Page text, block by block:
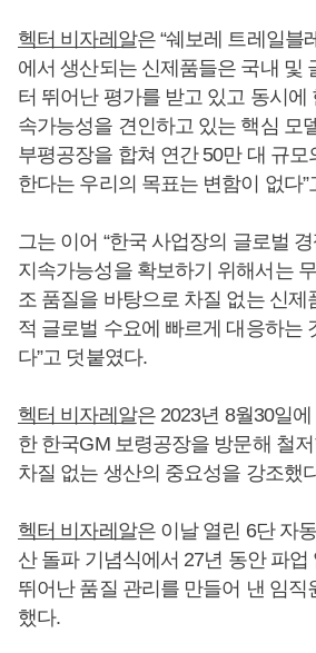
헥터 비자레알은 “쉐보레 트레일블
에서 생산되는 신제품들은 국내 및
터 뛰어난 평가를 받고 있고 동시에
속가능성을 견인하고 있는 핵심 모
부평공장을 합쳐 연간 50만 대 규
한다는 우리의 목표는 변함이 없다”
그는 이어 “한국 사업장의 글로벌
지속가능성을 확보하기 위해서는
조 품질을 바탕으로 차질 없는 신제
적 글로벌 수요에 빠르게 대응하는
다”고 덧붙였다.
헥터 비자레알은 2023년 8월30일
한 한국GM 보령공장을 방문해 철
차질 없는 생산의 중요성을 강조했
헥터 비자레알은 이날 열린 6단 자
산 돌파 기념식에서 27년 동안 파
뛰어난 품질 관리를 만들어 낸 임직
했다.